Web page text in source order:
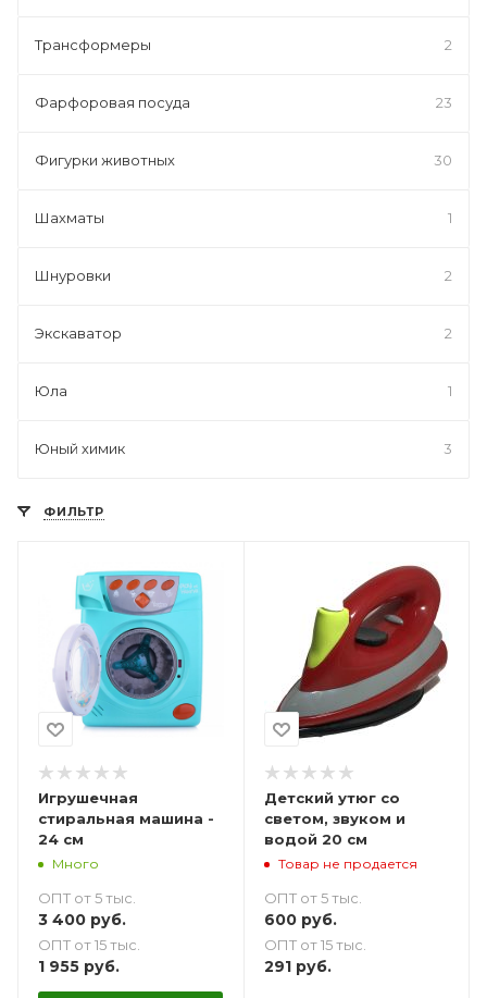
Трансформеры 2
Фарфоровая посуда 23
Фигурки животных 30
Шахматы 1
Шнуровки 2
Экскаватор 2
Юла 1
Юный химик 3
ФИЛЬТР
Игрушечная
стиральная машина -
24 см
Много
ОПТ от 5 тыс.
3 400 руб.
ОПТ от 15 тыс.
1 955 руб.
Детский утюг со
светом, звуком и
водой 20 см
Товар не продается
ОПТ от 5 тыс.
600руб.
ОПТ от 15 тыс.
291руб.